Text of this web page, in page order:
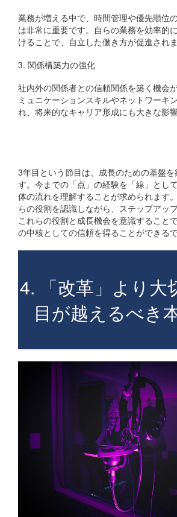
業務が増える中で、時間管理や優先順位
は非常に重要です。自らの業務を効率的
けることで、自立した働き方が促進されま
3. 関係構築力の強化
社内外の関係者との信頼関係を築く機会
ミュニケーションスキルやネットワーキ
れ、将来的なキャリア形成にも大きな影
3年目という節目は、成長のための基盤
す。今までの「点」の経験を「線」とし
体の流れを理解することが求められます
らの役割を認識しながら、ステップアッ
これらの役割と成長機会を意識すること
の中核としての信頼を得ることができるで
4. 「改革」より大
目が越えるべき